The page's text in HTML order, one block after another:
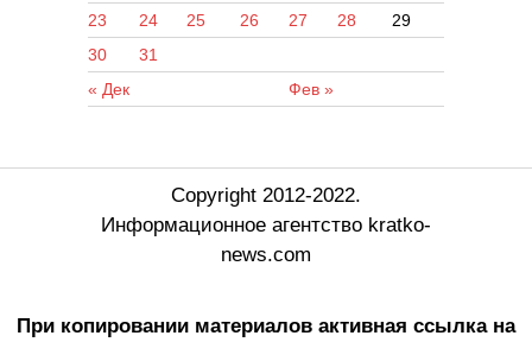
« Дек Фев »
23
24 25 26 27 28
29
30
31
Copyright 2012-2022.
Информационное агентство kratko-
news.com
При копировании материалов активная ссылка на